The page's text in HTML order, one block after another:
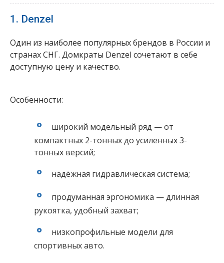
1. Denzel
Один из наиболее популярных брендов в России и
странах СНГ. Домкраты Denzel сочетают в себе
доступную цену и качество.
Особенности:
широкий модельный ряд — от
компактных 2-тонных до усиленных 3-
тонных версий;
надёжная гидравлическая система;
продуманная эргономика — длинная
рукоятка, удобный захват;
низкопрофильные модели для
спортивных авто.